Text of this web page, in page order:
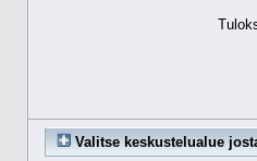
Valitse keskustelualue